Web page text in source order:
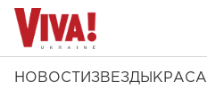
НОВОСТИ ЗВЕЗДЫ КРАСА